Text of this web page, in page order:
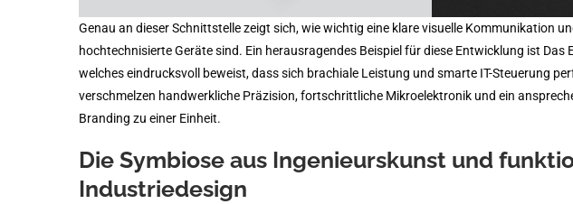
Genau an dieser Schnittstelle zeigt sich, wie wichtig eine klare visuelle Kommunikation
hochtechnisierte Geräte sind. Ein herausragendes Beispiel für diese Entwicklung ist Das
welches eindrucksvoll beweist, dass sich brachiale Leistung und smarte IT-Steuerung
verschmelzen handwerkliche Präzision, fortschrittliche Mikroelektronik und ein
Branding zu einer Einheit.
Die Symbiose aus Ingenieurskunst und
Industriedesign